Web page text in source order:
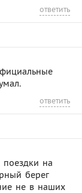
ответить
ответить
на
берег
не в наших